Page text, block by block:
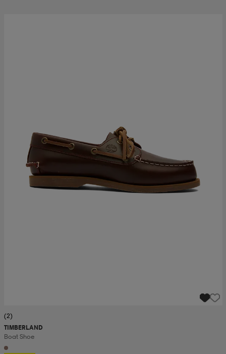
(2)
TIMBERLAND
Boat Shoe